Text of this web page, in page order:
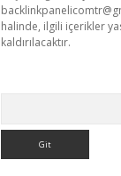
halinde, ilgili içerikler
kaldırılacaktır.